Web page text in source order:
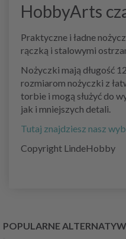
HobbyArts
Praktyczne i ładne
rączką i stalowymi
Nożyczki mają długość
rozmiarom nożyczki z
torbie i mogą służyć do
jak i mniejszych detali.
Tutaj znajdziesz nasz
Copyright LindeHobby
POPULARNE